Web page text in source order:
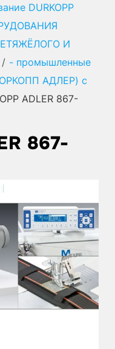
DURKOPP
И
/ - промышленные
АДЛЕР) с
ADLER 867-
867-